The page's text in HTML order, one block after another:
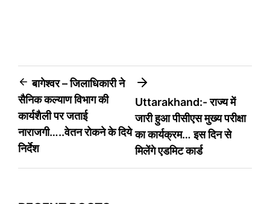
Post
navigation
बागेश्वर – जिलाधिकारी ने
सैनिक कल्याण विभाग की
कार्यशैली पर जताई
नाराजगी…..वेतन रोकने के दिये
निर्देश
Uttarakhand:- राज्य में
जारी हुआ पीसीएस मुख्य परीक्षा
का कार्यक्रम… इस दिन से
मिलेंगे एडमिट कार्ड